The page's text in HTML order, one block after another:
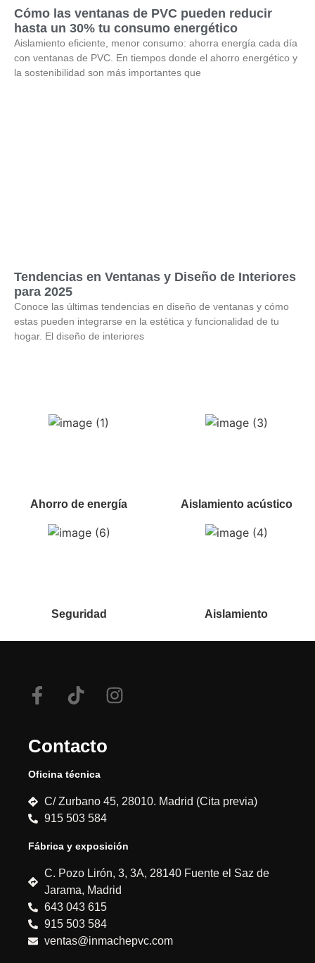
Cómo las ventanas de PVC pueden reducir
hasta un 30% tu consumo energético
Aislamiento eficiente, menor consumo: ahorra energía cada día
con ventanas de PVC. En tiempos donde el ahorro energético y
la sostenibilidad son más importantes que
Tendencias en Ventanas y Diseño de Interiores
para 2025
Conoce las últimas tendencias en diseño de ventanas y cómo
estas pueden integrarse en la estética y funcionalidad de tu
hogar. El diseño de interiores
Ahorro de energía Aislamiento acústico
Seguridad Aislamiento
Contacto
Oficina técnica
C/ Zurbano 45, 28010. Madrid (Cita previa)
915 503 584
Fábrica y exposición
C. Pozo Lirón, 3, 3A, 28140 Fuente el Saz de
Jarama, Madrid
643 043 615
915 503 584
ventas@inmachepvc.com